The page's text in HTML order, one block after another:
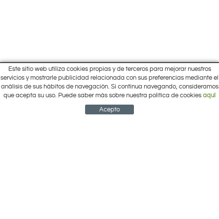
Inicio
Ofertas
Marcas
Pol. Cantalgallo Calle A Naves 10-12
ARACENA (Huelva)
959 12 63 64
info@electrobricogarden.com
CUENTA CESTA
Este sitio web utiliza cookies propias y de terceros para mejorar nuestros
servicios y mostrarle publicidad relacionada con sus preferencias mediante el
análisis de sus hábitos de navegación. Si continua navegando, consideramos
que acepta su uso. Puede saber más sobre nuestra política de cookies aquí
Acepto